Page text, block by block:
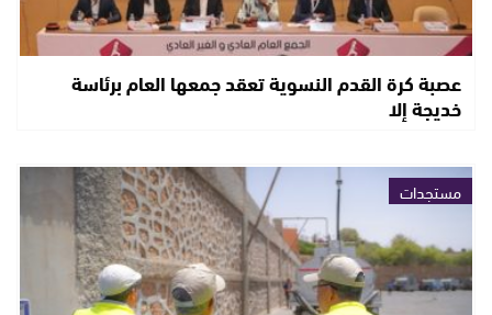
عصبة كرة القدم النسوية تعقد جمعها العام برئاسة
خديجة إلا
مستجدات